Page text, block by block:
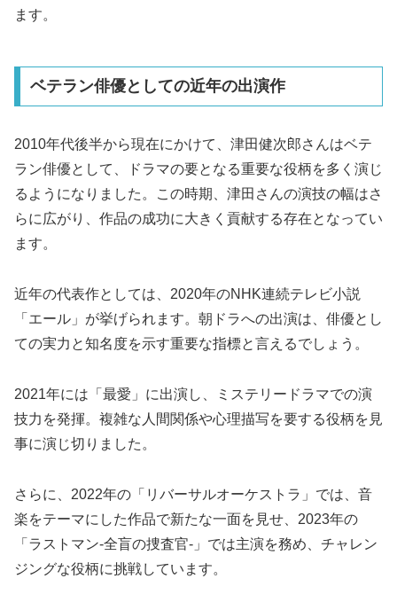
ます。
ベテラン俳優としての近年の出演作
2010年代後半から現在にかけて、津田健次郎さんはベテ
ラン俳優として、ドラマの要となる重要な役柄を多く演じ
るようになりました。この時期、津田さんの演技の幅はさ
らに広がり、作品の成功に大きく貢献する存在となってい
ます。
近年の代表作としては、2020年のNHK連続テレビ小説
「エール」が挙げられます。朝ドラへの出演は、俳優とし
ての実力と知名度を示す重要な指標と言えるでしょう。
2021年には「最愛」に出演し、ミステリードラマでの演
技力を発揮。複雑な人間関係や心理描写を要する役柄を見
事に演じ切りました。
さらに、2022年の「リバーサルオーケストラ」では、音
楽をテーマにした作品で新たな一面を見せ、2023年の
「ラストマン-全盲の捜査官-」では主演を務め、チャレン
ジングな役柄に挑戦しています。